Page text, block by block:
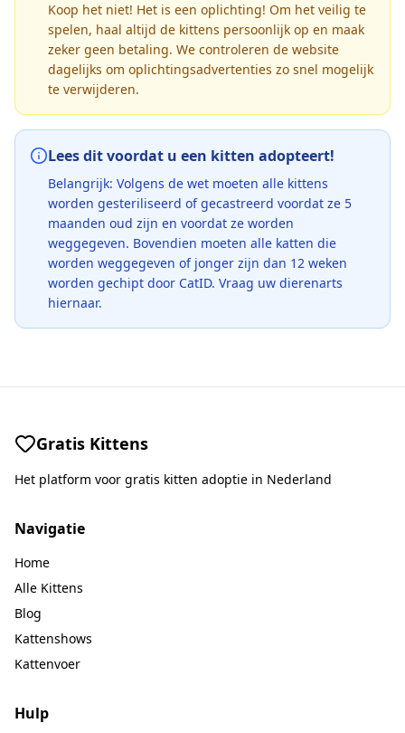
Koop het niet! Het is een oplichting! Om het veilig te
spelen, haal altijd de kittens persoonlijk op en maak
zeker geen betaling. We controleren de website
dagelijks om oplichtingsadvertenties zo snel mogelijk
te verwijderen.
Lees dit voordat u een kitten adopteert!
Belangrijk: Volgens de wet moeten alle kittens
worden gesteriliseerd of gecastreerd voordat ze 5
maanden oud zijn en voordat ze worden
weggegeven. Bovendien moeten alle katten die
worden weggegeven of jonger zijn dan 12 weken
worden gechipt door CatID. Vraag uw dierenarts
hiernaar.
Gratis Kittens
Het platform voor gratis kitten adoptie in Nederland
Navigatie
Home
Alle Kittens
Blog
Kattenshows
Kattenvoer
Hulp